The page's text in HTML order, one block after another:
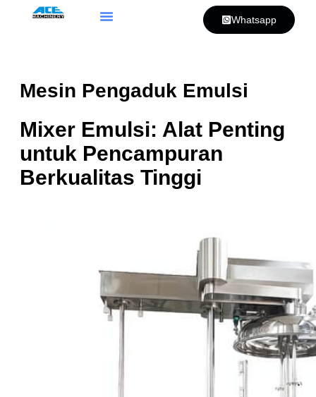
Whatsapp
Mesin Pengaduk Emulsi
Mixer Emulsi: Alat Penting
untuk Pencampuran
Berkualitas Tinggi